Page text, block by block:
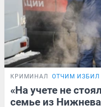
КРИМИНАЛ ОТЧИМ ИЗБИЛ
«На учете не
семье из